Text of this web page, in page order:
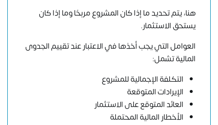
هنا، يتم تحديد ما إذا كان المشروع مربحًا وما إذا كان
يستحق الاستثمار.
العوامل التي يجب أخذها في الاعتبار عند تقييم الجدوى
المالية تشمل:
التكلفة الإجمالية للمشروع
الإيرادات المتوقعة
العائد المتوقع على الاستثمار
الأخطار المالية المحتملة